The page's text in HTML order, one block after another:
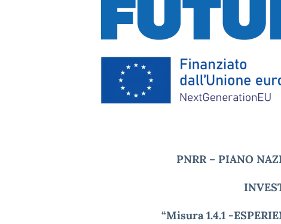
PNRR – PIANO
“Misura 1.4.1 -